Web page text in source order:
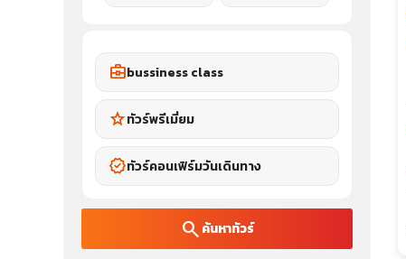
business_centerbussiness class
starทัวร์พรีเมี่ยม
verifiedทัวร์คอนเฟิร์มวันเดินทาง
search ค้นหาทัวร์